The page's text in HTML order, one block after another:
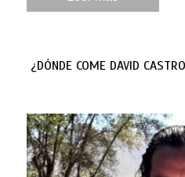
¿DÓNDE COME DAVID